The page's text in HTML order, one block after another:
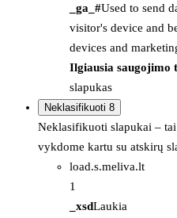
_ga_#Used to send
visitor's device and
devices and
Ilgiausia saugojimo
slapukas
Neklasifikuoti 8
Neklasifikuoti slapukai –
vykdome kartu su atskirų
load.s.meliva.lt
1
_xsdLaukia